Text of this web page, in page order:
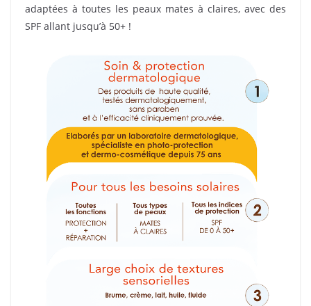
adaptées à toutes les peaux mates à claires, avec des
SPF allant jusqu’à 50+ !